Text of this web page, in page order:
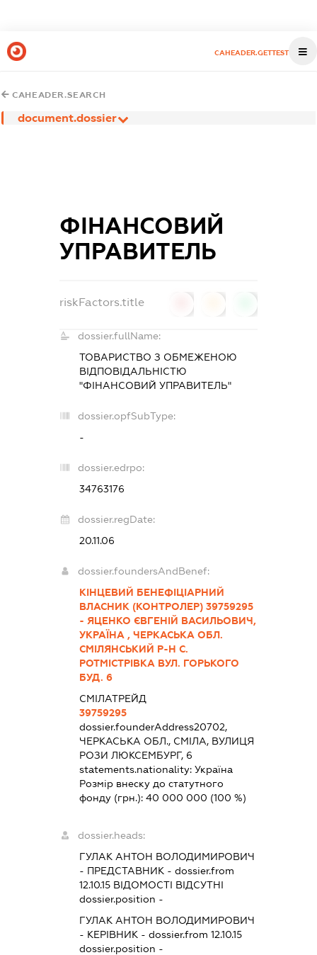
CAHEADER.GETTEST
CAHEADER.SEARCH
document.dossier
ФІНАНСОВИЙ
УПРАВИТЕЛЬ
riskFactors.title
dossier.fullName:
ТОВАРИСТВО З ОБМЕЖЕНОЮ
ВІДПОВІДАЛЬНІСТЮ
"ФІНАНСОВИЙ УПРАВИТЕЛЬ"
dossier.opfSubType:
-
dossier.edrpo:
34763176
dossier.regDate:
20.11.06
dossier.foundersAndBenef:
КІНЦЕВИЙ БЕНЕФІЦІАРНИЙ
ВЛАСНИК (КОНТРОЛЕР) 39759295
- ЯЦЕНКО ЄВГЕНІЙ ВАСИЛЬОВИЧ,
УКРАЇНА , ЧЕРКАСЬКА ОБЛ.
СМІЛЯНСЬКИЙ Р-Н С.
РОТМІСТРІВКА ВУЛ. ГОРЬКОГО
БУД. 6
СМІЛАТРЕЙД
39759295
dossier.founderAddress20702,
ЧЕРКАСЬКА ОБЛ., СМІЛА, ВУЛИЦЯ
РОЗИ ЛЮКСЕМБУРГ, 6
statements.nationality:Україна
Розмір внеску до статутного
фонду (грн.):40 000 000 (100 %)
dossier.heads:
ГУЛАК АНТОН ВОЛОДИМИРОВИЧ
- ПРЕДСТАВНИК - dossier.from
12.10.15 ВІДОМОСТІ ВІДСУТНІ
dossier.position -
ГУЛАК АНТОН ВОЛОДИМИРОВИЧ
- КЕРІВНИК - dossier.from 12.10.15
dossier.position -